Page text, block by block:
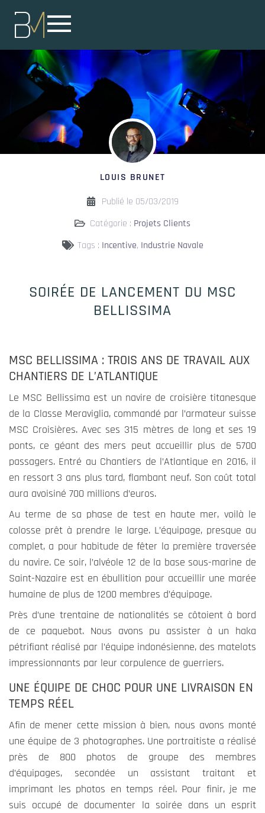
LOUIS BRUNET
Publié le 05/03/2019
Catégorie : Projets Clients
Tags : Incentive, Industrie Navale
SOIRÉE DE LANCEMENT DU MSC
BELLISSIMA
MSC BELLISSIMA : TROIS ANS DE TRAVAIL AUX
CHANTIERS DE L’ATLANTIQUE
Le MSC Bellissima est un navire de croisière titanesque
de la Classe Meraviglia, commandé par l’armateur suisse
MSC Croisières. Avec ses 315 mètres de long et ses 19
ponts, ce géant des mers peut accueillir plus de 5700
passagers. Entré au Chantiers de l’Atlantique en 2016, il
en ressort 3 ans plus tard, flambant neuf. Son coût total
aura avoisiné 700 millions d’euros.
Au terme de sa phase de test en haute mer, voilà le
colosse prêt à prendre le large. L’équipage, presque au
complet, a pour habitude de fêter la première traversée
du navire. Ce soir, l’alvéole 12 de la base sous-marine de
Saint-Nazaire est en ébullition pour accueillir une marée
humaine de plus de 1200 membres d’équipage.
Près d’une trentaine de nationalités se côtoient à bord
de ce paquebot. Nous avons pu assister à un haka
pétrifiant réalisé par l’équipe indonésienne, des matelots
impressionnants par leur corpulence de guerriers.
UNE ÉQUIPE DE CHOC POUR UNE LIVRAISON EN
TEMPS RÉEL
Afin de mener cette mission à bien, nous avons monté
une équipe de 3 photographes. Une portraitiste a réalisé
près de 800 photos de groupe des membres
d’équipages, secondée un assistant traitant et
imprimant les photos en temps réel. Pour finir, je me
suis occupé de documenter la soirée dans un esprit
Obligatoire
Ces cookies
ne sont pas
optionnels
et
contribuent
aux
vitales du
site
Expérience
permettent
une meilleure
expérience
durant votre
visite sur
notre site. Si
vous les
refusez,
fonctionnalités
ne seront plus
disponible.